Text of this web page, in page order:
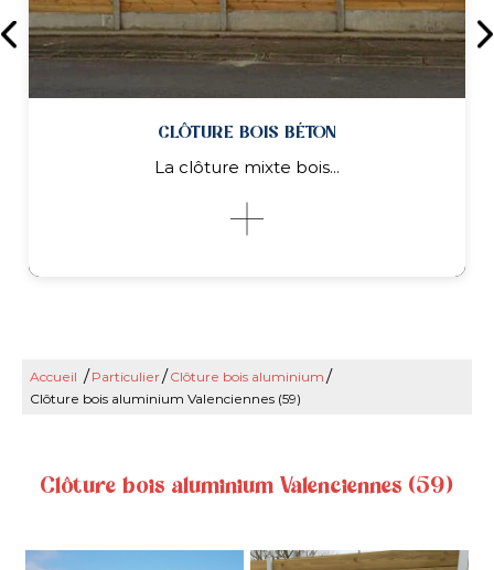
CLÔTURE BOIS BÉTON
La clôture mixte bois...
CLÔTURE BOIS BÉTON
béton allie le côté chaleureux
Accueil / Particulier/ Clôture bois aluminium /
Clôture bois aluminium Valenciennes (59)
Clôture bois aluminium Valenciennes (59)